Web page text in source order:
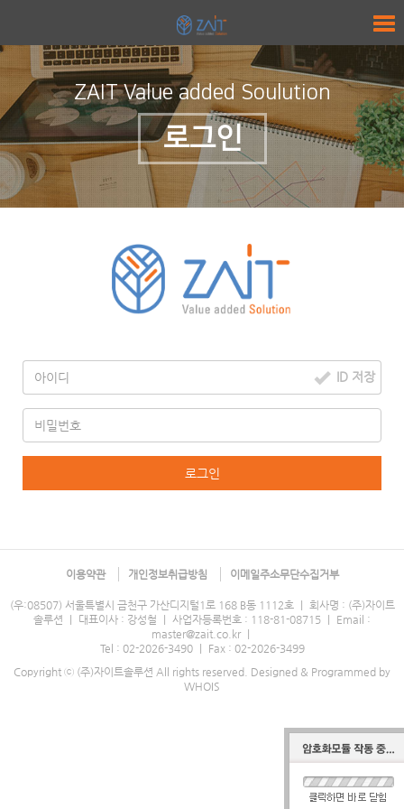
ZAIT Value added Soulution
로그인
ID 저장
로그인
이용약관 개인정보취급방침 이메일주소무단수집거부
(우:08507) 서울특별시 금천구 가산디지털1로 168 B동 1112호｜ 회사명 : (주)자이트
솔루션 ｜ 대표이사 : 강성철 ｜ 사업자등록번호 : 118-81-08715 ｜ Email :
master@zait.co.kr｜
Tel : 02-2026-3490｜
Fax : 02-2026-3499
Copyright ⓒ (주)자이트솔루션 All rights reserved. Designed & Programmed by
WHOIS